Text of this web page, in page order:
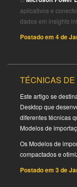
aplicativos e
dados em insights
Postado em 4 de
TÉCNICAS
Este artigo se
Desktop que
diferentes técnicas
Modelos de
Os Modelos de
compactados e
Postado em 3 de